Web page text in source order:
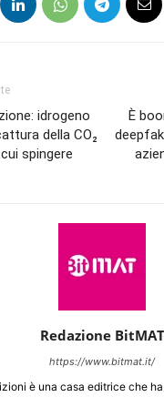
idrogeno
della CO₂
spingere
È
Redazione BitMAT
https://www.bitmat.it/
è una casa editrice che